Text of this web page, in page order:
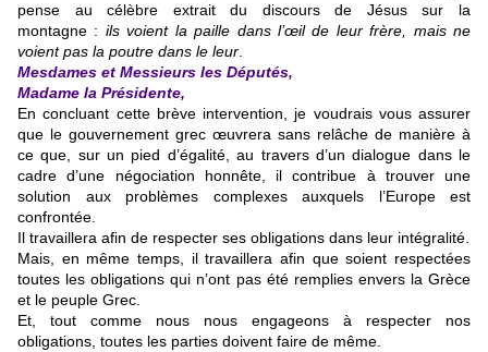
pense au célèbre extrait du discours de Jésus sur la
montagne : ils voient la paille dans l’œil de leur frère, mais ne
voient pas la poutre dans le leur
Mesdames et Messieurs les Députés,
Madame la Présidente,
En concluant cette brève intervention, je voudrais vous assurer
que le gouvernement grec œuvrera sans relâche de manière à
ce que, sur un pied d’égalité, au travers d’un dialogue dans le
cadre d’une négociation honnête, il contribue à trouver une
solution aux problèmes complexes auxquels l’Europe est
confrontée.
Il travaillera afin de respecter ses obligations dans leur intégralité.
Mais, en même temps, il travaillera afin que soient respectées
toutes les obligations qui n’ont pas été remplies envers la Grèce
et le peuple Grec.
Et, tout comme nous nous engageons à respecter nos
obligations, toutes les parties doivent faire de même.